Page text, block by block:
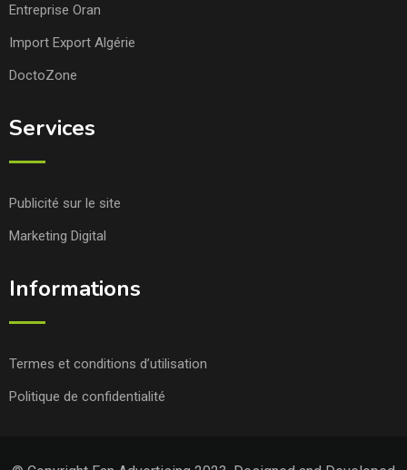
Entreprise Oran
Import Export Algérie
DoctoZone
Services
Publicité sur le site
Marketing Digital
Informations
Termes et conditions d’utilisation
Politique de confidentialité